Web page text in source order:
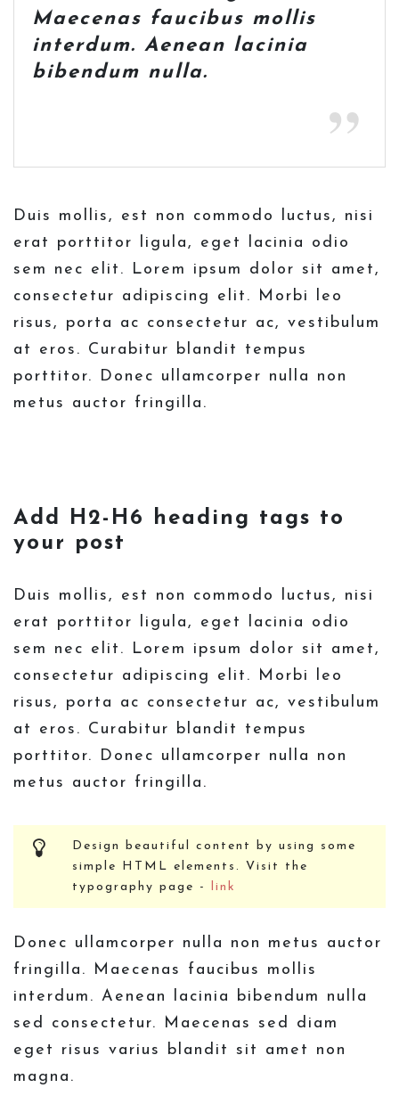
Maecenas faucibus mollis
interdum. Aenean lacinia
bibendum nulla.
Duis mollis, est non commodo luctus, nisi
erat porttitor ligula, eget lacinia odio
sem nec elit. Lorem ipsum dolor sit amet,
consectetur adipiscing elit. Morbi leo
risus, porta ac consectetur ac, vestibulum
at eros. Curabitur blandit tempus
porttitor. Donec ullamcorper nulla non
metus auctor fringilla.
Add H2-H6 heading tags to
your post
Duis mollis, est non commodo luctus, nisi
erat porttitor ligula, eget lacinia odio
sem nec elit. Lorem ipsum dolor sit amet,
consectetur adipiscing elit. Morbi leo
risus, porta ac consectetur ac, vestibulum
at eros. Curabitur blandit tempus
porttitor. Donec ullamcorper nulla non
metus auctor fringilla.
Design beautiful content by using some
simple HTML elements. Visit the
typography page -link
Donec ullamcorper nulla non metus auctor
fringilla. Maecenas faucibus mollis
interdum. Aenean lacinia bibendum nulla
sed consectetur. Maecenas sed diam
eget risus varius blandit sit amet non
magna.